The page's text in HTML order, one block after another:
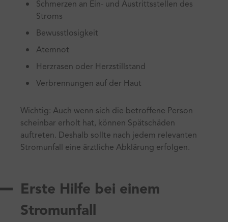
Schmerzen an Ein- und Austrittsstellen des
Stroms
Bewusstlosigkeit
Atemnot
Herzrasen oder Herzstillstand
Verbrennungen auf der Haut
Wichtig: Auch wenn sich die betroffene Person
scheinbar erholt hat, können Spätschäden
auftreten. Deshalb sollte nach jedem relevanten
Stromunfall eine ärztliche Abklärung erfolgen.
Erste Hilfe bei einem
Stromunfall